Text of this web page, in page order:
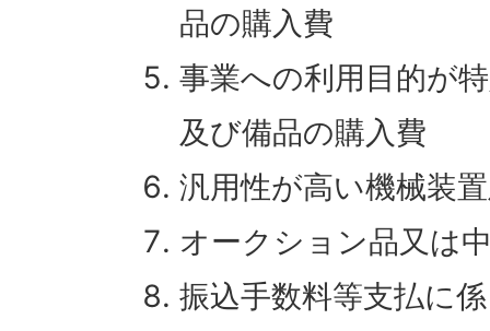
品の購入費
事業への利用目的が
及び備品の購入費
汎用性が高い機械装
オークション品又は
振込手数料等支払に